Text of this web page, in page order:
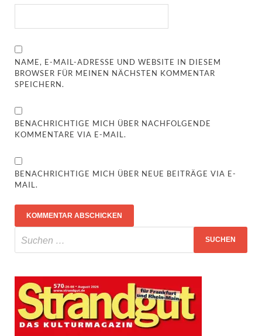
NAME, E-MAIL-ADRESSE UND WEBSITE IN DIESEM
BROWSER FÜR MEINEN NÄCHSTEN KOMMENTAR
SPEICHERN.
BENACHRICHTIGE MICH ÜBER NACHFOLGENDE
KOMMENTARE VIA E-MAIL.
BENACHRICHTIGE MICH ÜBER NEUE BEITRÄGE VIA E-
MAIL.